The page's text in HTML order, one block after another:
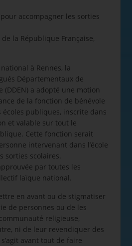
accompagner les sorties
la République Française,
à Rennes, la
Départementaux de
(DDEN) a adopté une motion
de la fonction de bénévole
publiques, inscrite dans
et valable sur tout le
Cette fonction serait
intervenant dans l’école
sorties scolaires.
par toutes les
laïque national.
en avant ou de stigmatiser
de personnes ou de les
religieuse,
ni de leur revendiquer des
avant tout de faire